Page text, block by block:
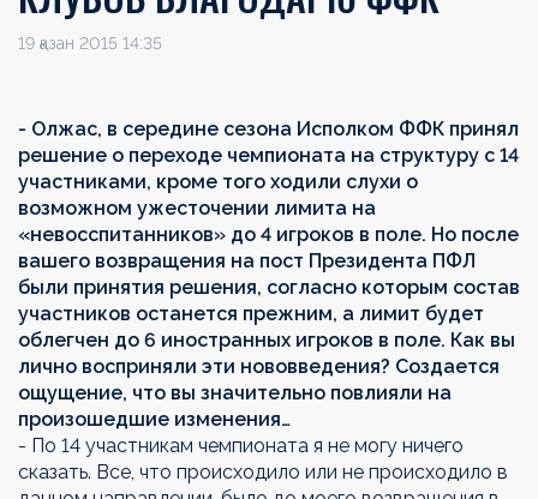
19 қазан 2015 14:35
- Олжас, в середине сезона Исполком ФФК принял
решение о переходе чемпионата на структуру с 14
участниками, кроме того ходили слухи о
возможном ужесточении лимита на
«невосспитанников» до 4 игроков в поле. Но после
вашего возвращения на пост Президента ПФЛ
были принятия решения, согласно которым состав
участников останется прежним, а лимит будет
облегчен до 6 иностранных игроков в поле. Как вы
лично восприняли эти нововведения? Создается
ощущение, что вы значительно повлияли на
произошедшие изменения…
- По 14 участникам чемпионата я не могу ничего
сказать. Все, что происходило или не происходило в